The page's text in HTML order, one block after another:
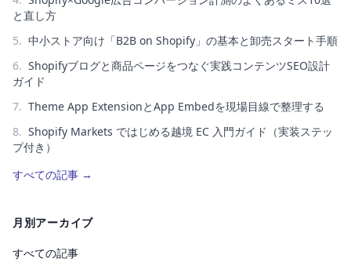
と直し方
5. 中小ストア向け「B2B on Shopify」の基本と卸売スタート手順
6. Shopifyブログと商品ページをつなぐ実践コンテンツSEO設計
ガイド
7. Theme App ExtensionとApp Embedを現場目線で整理する
8. Shopify Markets ではじめる越境 EC 入門ガイド（実装ステッ
プ付き）
すべての記事 →
月別アーカイブ
すべての記事